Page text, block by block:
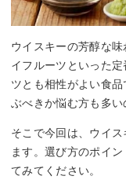
ウイスキーの芳醇な
イフルーツといった
ツとも相性がよい食
ぶべきか悩む方も多い
そこで今回は、ウイ
ます。選び方のポイ
てみてください。